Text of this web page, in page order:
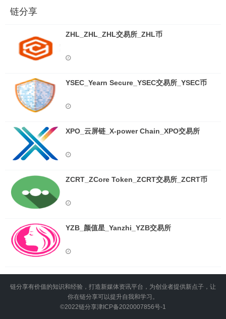
链分享
ZHL_ZHL_ZHL交易所_ZHL币
YSEC_Yearn Secure_YSEC交易所_YSEC币
XPO_云屏链_X-power Chain_XPO交易所
ZCRT_ZCore Token_ZCRT交易所_ZCRT币
YZB_颜值星_Yanzhi_YZB交易所
链分享有价值的知识和经验，打造新媒体资讯平台，为创业者提供新点子，让
你在链分享可以提升自我和学习。
©2022链分享津ICP备2020007856号-1